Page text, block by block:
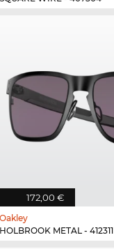
172,00 €
Oakley
HOLBROOK METAL - 412311